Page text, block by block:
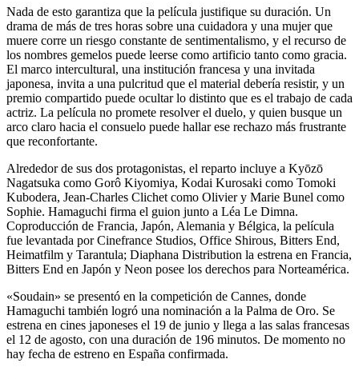
Nada de esto garantiza que la película justifique su duración. Un
drama de más de tres horas sobre una cuidadora y una mujer que
muere corre un riesgo constante de sentimentalismo, y el recurso de
los nombres gemelos puede leerse como artificio tanto como gracia.
El marco intercultural, una institución francesa y una invitada
japonesa, invita a una pulcritud que el material debería resistir, y un
premio compartido puede ocultar lo distinto que es el trabajo de cada
actriz. La película no promete resolver el duelo, y quien busque un
arco claro hacia el consuelo puede hallar ese rechazo más frustrante
que reconfortante.
Alrededor de sus dos protagonistas, el reparto incluye a Kyōzō
Nagatsuka como Gorô Kiyomiya, Kodai Kurosaki como Tomoki
Kubodera, Jean-Charles Clichet como Olivier y Marie Bunel como
Sophie. Hamaguchi firma el guion junto a Léa Le Dimna.
Coproducción de Francia, Japón, Alemania y Bélgica, la película
fue levantada por Cinefrance Studios, Office Shirous, Bitters End,
Heimatfilm y Tarantula; Diaphana Distribution la estrena en Francia,
Bitters End en Japón y Neon posee los derechos para Norteamérica.
«Soudain» se presentó en la competición de Cannes, donde
Hamaguchi también logró una nominación a la Palma de Oro. Se
estrena en cines japoneses el 19 de junio y llega a las salas francesas
el 12 de agosto, con una duración de 196 minutos. De momento no
hay fecha de estreno en España confirmada.